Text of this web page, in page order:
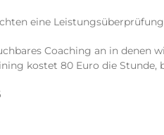
eine
Coaching an in denen
kostet 80 Euro die